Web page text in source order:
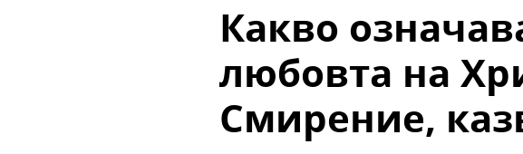
Какво
любовта на
Смирение,